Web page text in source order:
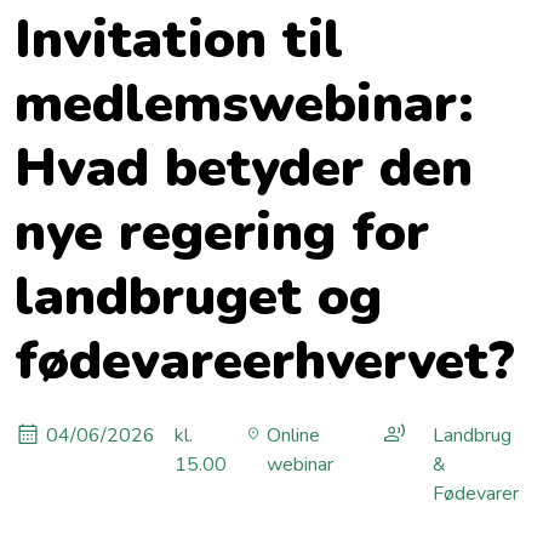
Invitation til
medlemswebinar:
Hvad betyder den
nye regering for
landbruget og
fødevareerhvervet?
04/06/2026
kl.
15.00
Online
webinar
Landbrug
&
Fødevarer